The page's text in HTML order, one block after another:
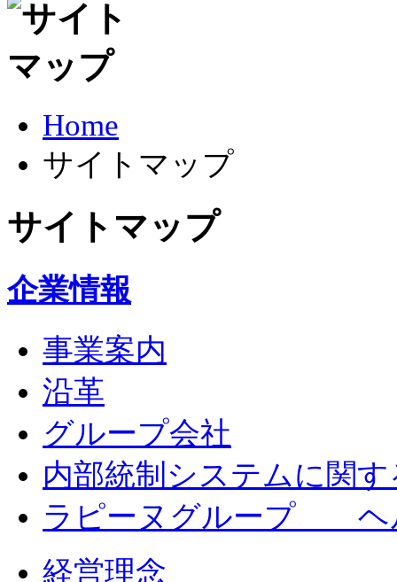
Home
サイトマップ
サイトマップ
企業情報
事業案内
沿革
グループ会社
内部統制システムに関
ラピーヌグループ ヘ
経営理念